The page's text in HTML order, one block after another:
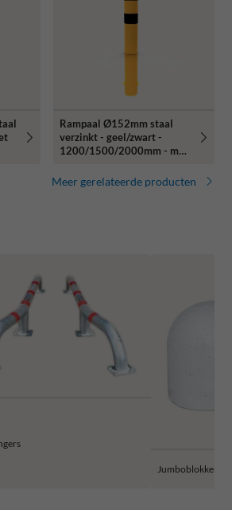
Rampaal Ø152mm staal
verzinkt - geel/zwart -
1200/1500/2000mm - met
Meer gerelateerde producten
Jumboblokken